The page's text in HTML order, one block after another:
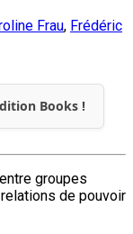
Frau, Frédéric
Books !
groupes
de pouvoir